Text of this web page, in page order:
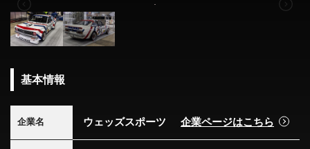
基本情報
企業名 ウェッズスポーツ 企業ページはこちら